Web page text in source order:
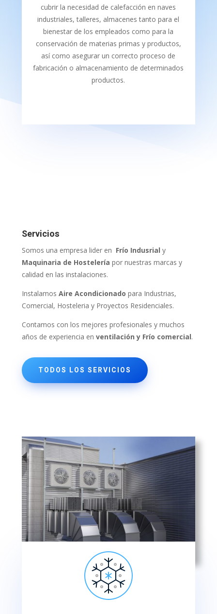
cubrir la necesidad de calefacción en naves
industriales, talleres, almacenes tanto para el
bienestar de los empleados como para la
conservación de materias primas y productos,
así como asegurar un correcto proceso de
fabricación o almacenamiento de determinados
productos.
Servicios
Somos una empresa lider en Frío Indusrial​ y
Maquinaria de Hostelería​ por nuestras marcas y
calidad en las instalaciones.
Instalamos Aire Acondicionado para Industrias,
Comercial, Hosteleria y Proyectos Residenciales.
Contamos con los mejores profesionales y muchos
años de experiencia en ventilación y Frío comercial.
TODOS LOS SERVICIOS